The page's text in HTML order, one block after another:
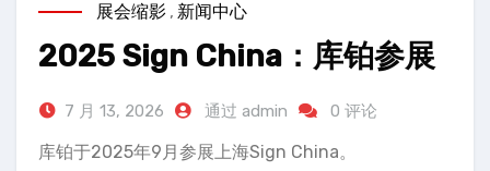
展会缩影 , 新闻中心
2025 Sign China：库铂参展
7 月 13, 2026 通过 admin 0 评论
库铂于2025年9月参展上海Sign China。